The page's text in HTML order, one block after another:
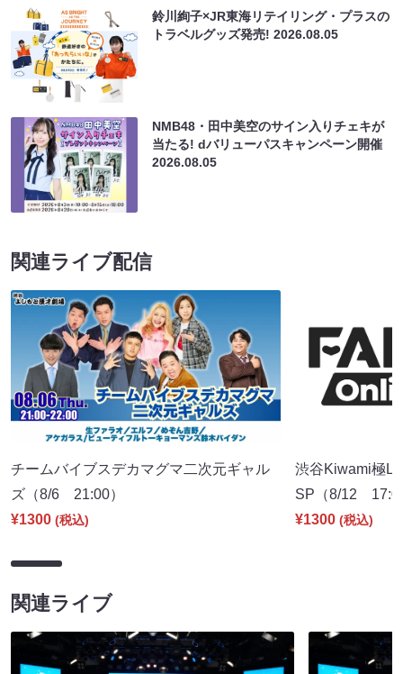
鈴川絢子×JR東海リテイリング・プラスの
トラベルグッズ発売!2026.08.05
NMB48・田中美空のサイン入りチェキが
当たる! dバリューパスキャンペーン開催
2026.08.05
関連ライブ配信
チームバイブスデカマグマ二次元ギャル
ズ（8/6 21:00）
¥1300 (税込)
渋谷Kiwami極
SP（8/12
¥1300 (税込)
関連ライブ